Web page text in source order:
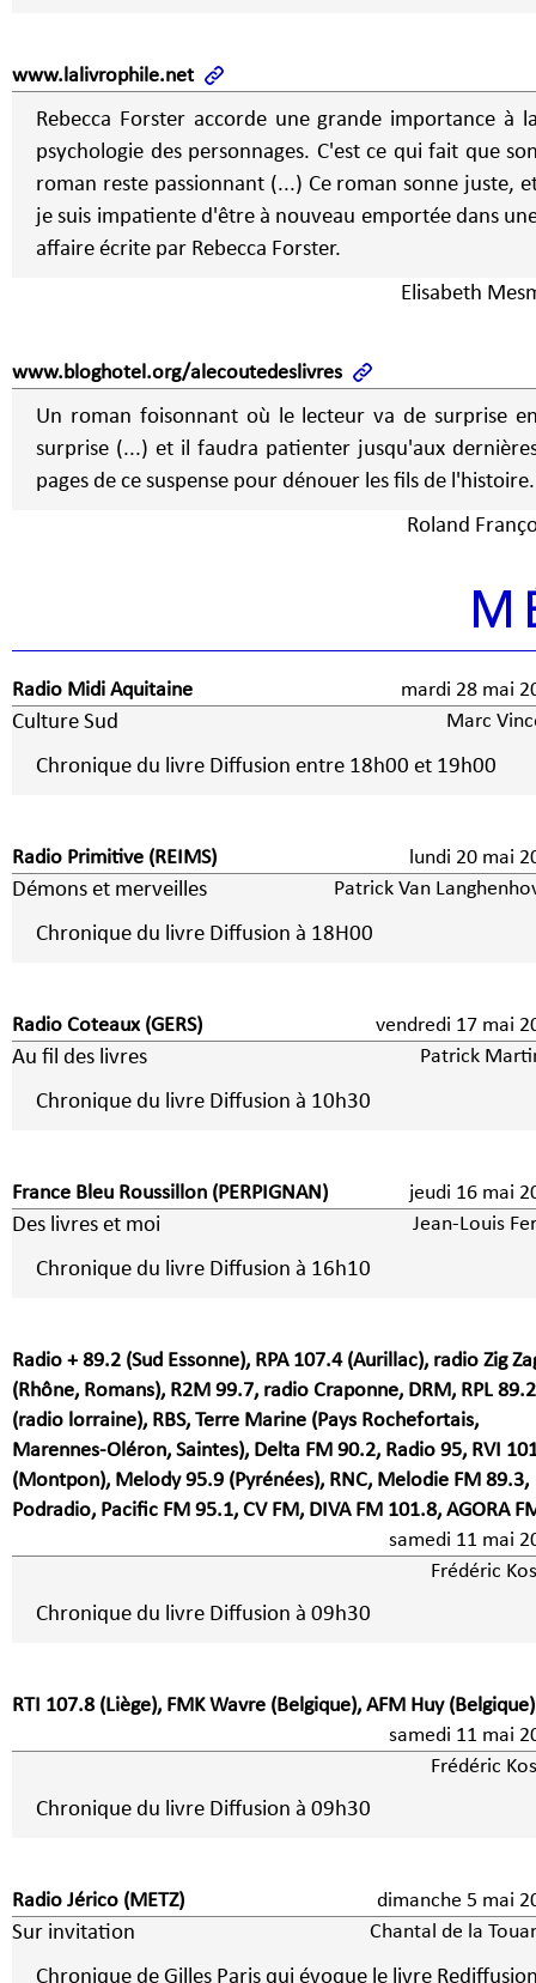
www.lalivrophile.net
Rebecca Forster accorde une grande importance à
psychologie des personnages. C'est ce qui fait que
roman reste passionnant (...) Ce roman sonne juste,
je suis impatiente d'être à nouveau emportée dans
affaire écrite par Rebecca Forster.
Elisabeth
www.bloghotel.org/alecoutedeslivres
Un roman foisonnant où le lecteur va de surprise
surprise (...) et il faudra patienter jusqu'aux
pages de ce suspense pour dénouer les fils de l'histoire.
Roland
Radio Midi Aquitaine mardi 28 mai
Culture Sud Marc
Chronique du livre Diffusion entre 18h00 et 19h00
Radio Primitive (REIMS) lundi 20 mai
Démons et merveilles Patrick Van
Chronique du livre Diffusion à 18H00
Radio Coteaux (GERS) vendredi 17 mai
Au fil des livres Patrick
Chronique du livre Diffusion à 10h30
France Bleu Roussillon (PERPIGNAN) jeudi 16 mai
Des livres et moi Jean-Louis
Chronique du livre Diffusion à 16h10
Radio + 89.2 (Sud Essonne), RPA 107.4 (Aurillac), radio Zig
(Rhône, Romans), R2M 99.7, radio Craponne, DRM, RPL 89.2
(radio lorraine), RBS, Terre Marine (Pays Rochefortais,
Marennes-Oléron, Saintes), Delta FM 90.2, Radio 95, RVI
(Montpon), Melody 95.9 (Pyrénées), RNC, Melodie FM 89.3,
Podradio, Pacific FM 95.1, CV FM, DIVA FM 101.8, AGORA
samedi 11 mai
Frédéric
Chronique du livre Diffusion à 09h30
RTI 107.8 (Liège), FMK Wavre (Belgique), AFM Huy (Belgique)
samedi 11 mai
Frédéric
Chronique du livre Diffusion à 09h30
Radio Jérico (METZ) dimanche 5
Sur invitation Chantal de la
Chronique de Gilles Paris qui évoque le livre